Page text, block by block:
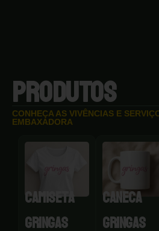
PRODUTOS
CONHEÇA AS VIVÊNCIAS E
EMBAXADORA
CAMISETA
GRINGAS
CANECA
GRINGAS